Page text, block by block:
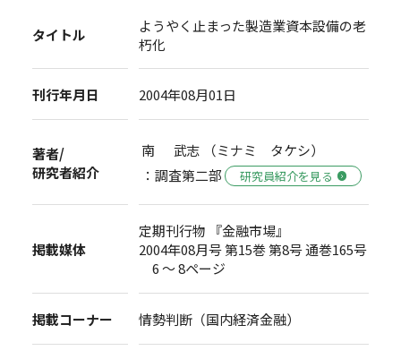
タイトル
ようやく止まった製造業資本設備の老
朽化
刊行年月日 2004年08月01日
著者/
研究者紹介
南 武志 （ミナミ タケシ）
：調査第二部
研究員紹介を見る
掲載媒体
定期刊行物 『金融市場』
2004年08月号 第15巻 第8号 通巻165号
6 ～ 8ページ
掲載コーナー 情勢判断（国内経済金融）